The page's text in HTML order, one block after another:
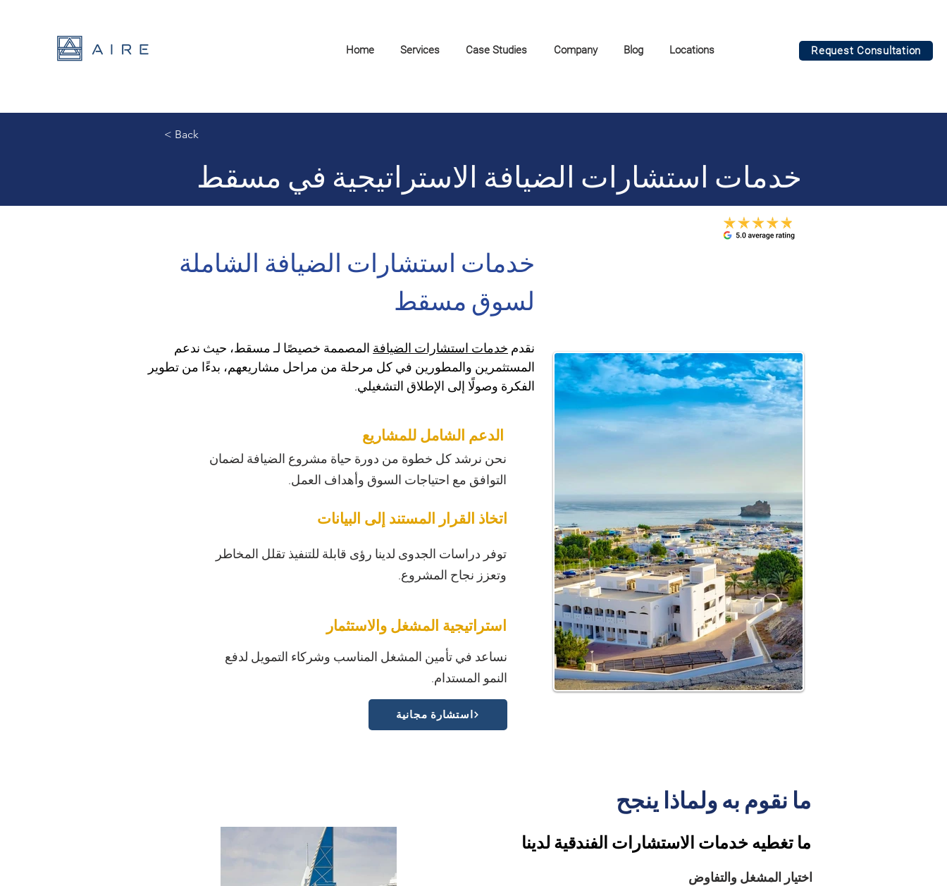
Home Services Case Studies Company Blog Locations Request Consultation
< Back
خدمات استشارات الضيافة الاستراتيجية في مسقط
خدمات استشارات الضيافة الشاملة
لسوق مسقط
نقدم خدمات استشارات الضيافة المصممة خصيصًا لـ مسقط، حيث ندعم
المستثمرين والمطورين في كل مرحلة من مراحل مشاريعهم، بدءًا من تطوير
الفكرة وصولًا إلى الإطلاق التشغيلي.
الدعم الشامل للمشاريع
نحن نرشد كل خطوة من دورة حياة مشروع الضيافة لضمان
التوافق مع احتياجات السوق وأهداف العمل.
اتخاذ القرار المستند إلى البيانات
توفر دراسات الجدوى لدينا رؤى قابلة للتنفيذ تقلل المخاطر
وتعزز نجاح المشروع.
استراتيجية المشغل والاستثمار
نساعد في تأمين المشغل المناسب وشركاء التمويل لدفع
النمو المستدام.
استشارة مجانية
ما نقوم به ولماذا ينجح
ما تغطيه خدمات الاستشارات الفندقية لدينا
اختيار المشغل والتفاوض